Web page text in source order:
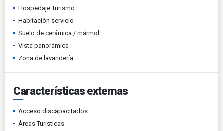
Hospedaje Turismo
Habitación servicio
Suelo de cerámica / mármol
Vista panorámica
Zona de lavandería
Características externas
Acceso discapacitados
Áreas Turísticas